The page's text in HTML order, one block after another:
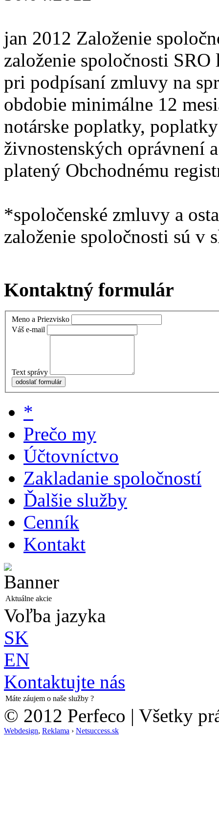
jan 2012 Založenie
založenie spoločnosti
pri podpísaní zmluvy na
obdobie minimálne 12
notárske poplatky,
živnostenských oprávnení
platený Obchodnému
*spoločenské zmluvy a
založenie spoločnosti sú v
Kontaktný formulár
Meno a Priezvisko
Váš e-mail
Text správy
*
Prečo my
Účtovníctvo
Zakladanie spoločností
Ďalšie služby
Cenník
Kontakt
Aktuálne akcie
Voľba jazyka
SK
EN
Kontaktujte nás
Máte záujem o naše služby ?
© 2012 Perfeco | Všetky
Webdesign, Reklama › Netsuccess.sk